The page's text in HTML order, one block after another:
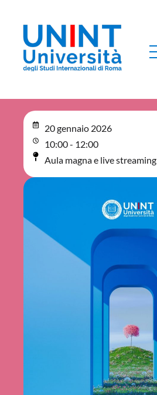
20 gennaio 2026
10:00 - 12:00
Aula magna e live streaming